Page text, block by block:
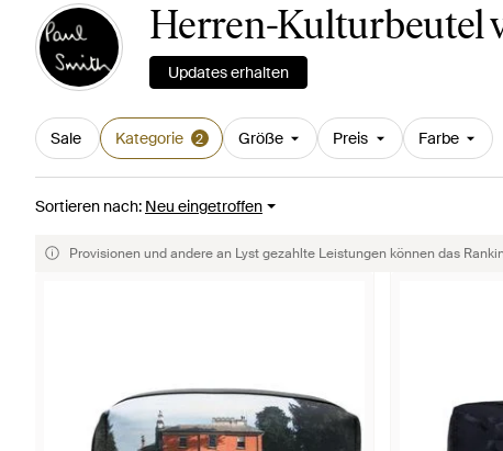
Herren-Kulturbeutel
Updates erhalten
Sale Kategorie 2 Größe Preis Farbe
Sortieren nach: Neu eingetroffen
Provisionen und andere an Lyst gezahlte Leistungen können das